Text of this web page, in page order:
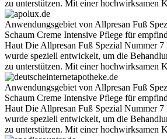
zu unterstützen. Mit einer hochwirksamen
Anwendungsgebiet von Allpresan Fuß
Schaum Creme Intensive Pflege für
Haut Die Allpresan Fuß Spezial Nummer 7
wurde speziell entwickelt, um die
zu unterstützen. Mit einer hochwirksamen
Anwendungsgebiet von Allpresan Fuß
Schaum Creme Intensive Pflege für
Haut Die Allpresan Fuß Spezial Nummer 7
wurde speziell entwickelt, um die
zu unterstützen. Mit einer hochwirksamen